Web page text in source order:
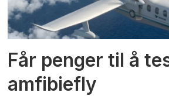
Får penger til å
amfibiefly